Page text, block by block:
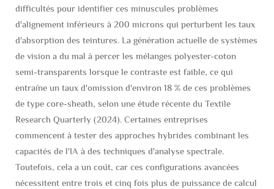
difficultés pour identifier ces minuscules problèmes
d'alignement inférieurs à 200 microns qui perturbent les taux
d'absorption des teintures. La génération actuelle de systèmes
de vision a du mal à percer les mélanges polyester-coton
semi-transparents lorsque le contraste est faible, ce qui
entraîne un taux d'omission d'environ 18 % de ces problèmes
de type core-sheath, selon une étude récente du Textile
Research Quarterly (2024). Certaines entreprises
commencent à tester des approches hybrides combinant les
capacités de l'IA à des techniques d'analyse spectrale.
Toutefois, cela a un coût, car ces configurations avancées
nécessitent entre trois et cinq fois plus de puissance de calcul